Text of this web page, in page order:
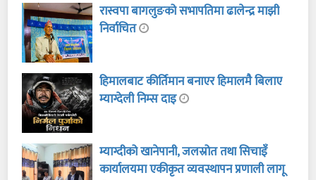
रास्वपा बागलुङको सभापतिमा ढालेन्द्र माझी
निर्वाचित
हिमालबाट कीर्तिमान बनाएर हिमालमै बिलाए
म्याग्देली निम्स दाइ
म्याग्दीको खानेपानी, जलस्रोत तथा सिचाइँ
कार्यालयमा एकीकृत व्यवस्थापन प्रणाली लागू